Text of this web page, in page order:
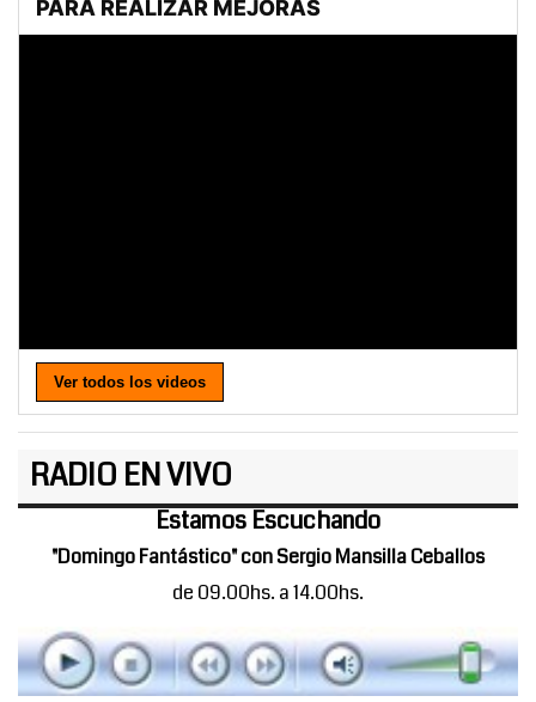
Ver todos los videos
RADIO EN VIVO
Estamos Escuchando
"Domingo Fantástico" con Sergio Mansilla Ceballos
de 09.00hs. a 14.00hs.